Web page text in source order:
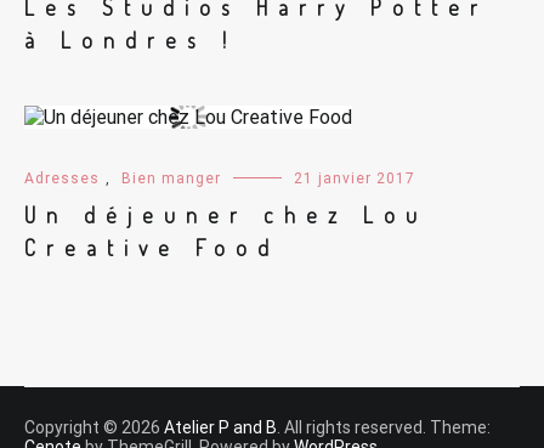
Les Studios Harry Potter
à Londres !
Adresses Bien manger 21 janvier 2017
Un déjeuner chez Lou
Creative Food
Copyright © 2026 Atelier P and B . All rights reserved. Theme: